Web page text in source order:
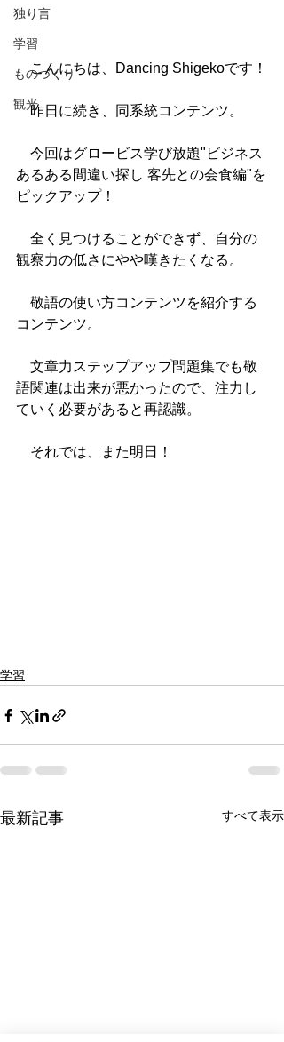
独り言
学習
ものづくり
観光
こんにちは、Dancing Shigekoです！
昨日に続き、同系統コンテンツ。
今回はグロービス学び放題"ビジネス
あるある間違い探し 客先との会食編"を
ピックアップ！
全く見つけることができず、自分の
観察力の低さにやや嘆きたくなる。
敬語の使い方コンテンツを紹介する
コンテンツ。
文章力ステップアップ問題集でも敬
語関連は出来が悪かったので、注力し
ていく必要があると再認識。
それでは、また明日！
学習
最新記事 すべて表示